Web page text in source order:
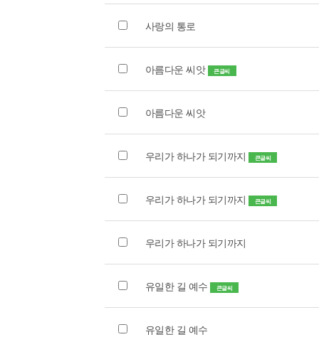
사랑의 통로
아름다운 씨앗 큰글씨
아름다운 씨앗
우리가 하나가 되기까지 큰글씨
우리가 하나가 되기까지 큰글씨
우리가 하나가 되기까지
유일한 길 예수 큰글씨
유일한 길 예수